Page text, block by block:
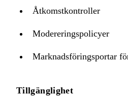
Åtkomstkontroller
Modereringspolicyer
Marknadsföringsportar
Tillgänglighet